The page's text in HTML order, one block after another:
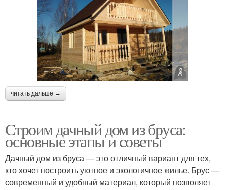
читать дальше →
Строим дачный дом из бруса:
основные этапы и советы
Дачный дом из бруса — это отличный вариант для тех,
кто хочет построить уютное и экологичное жилье. Брус —
современный и удобный материал, который позволяет